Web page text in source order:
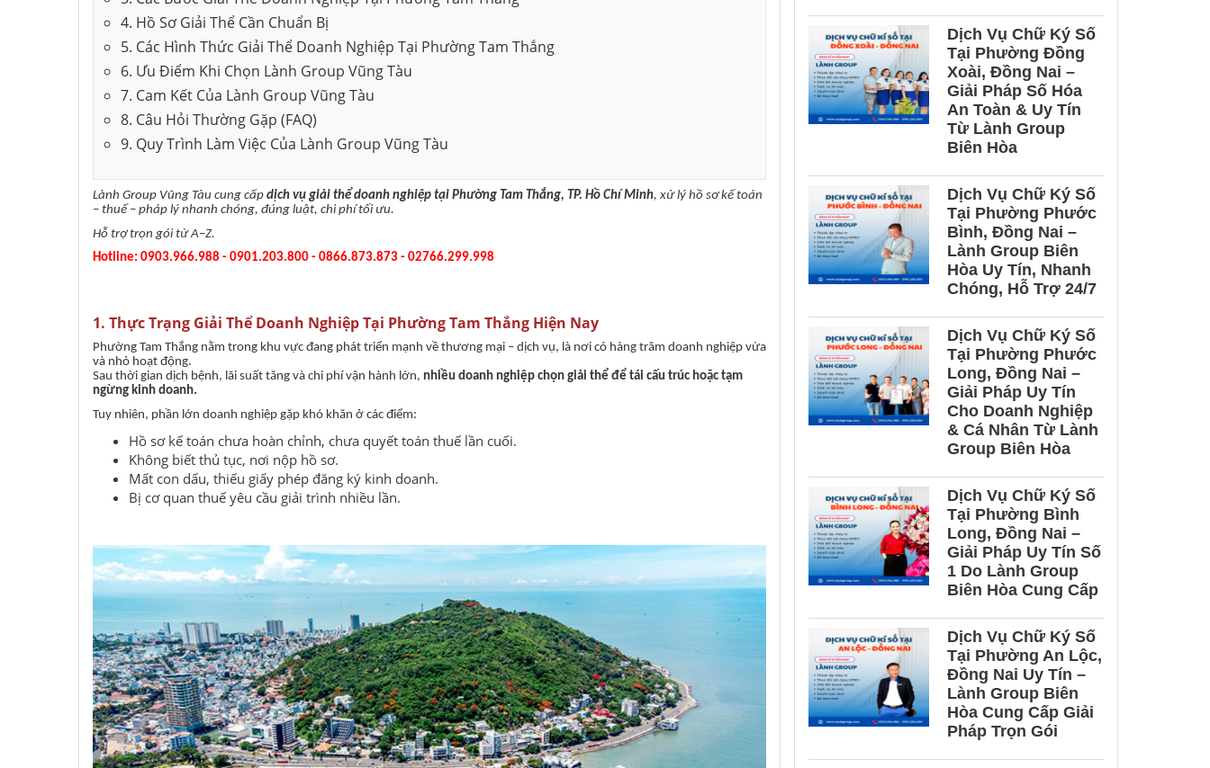
Thành lập công ty tnhh
Khắc dấu công ty
Thành lập công ty tại Đồng Nai
Xin giấy phép con
Thay đổi nội dung đăng ký kinh
doanh
Thơ
Dịch vụ tư vấn kế toán tại Đồng
4. Hồ Sơ Giải Thể Cần Chuẩn Bị
5. Các Hình Thức Giải Thể Doanh Nghiệp Tại Phường Tam Thắng
6. Ưu Điểm Khi Chọn Lành Group Vũng Tàu
7. Cam Kết Của Lành Group Vũng Tàu
8. Câu Hỏi Thường Gặp (FAQ)
9. Quy Trình Làm Việc Của Lành Group Vũng Tàu
Lành Group Vũng Tàu cung cấp dịch vụ giải thể doanh nghiệp tại Phường Tam Thắng, TP. Hồ Chí Minh, xử lý hồ sơ kế toán
– thuế – pháp lý nhanh chóng, đúng luật, chi phí tối ưu.
Hỗ trợ trọn gói từ A–Z.
Hotline: 0903.966.988 - 0901.203.800 - 0866.873.873 - 02766.299.998
1. Thực Trạng Giải Thể Doanh Nghiệp Tại Phường Tam Thắng Hiện Nay
Phường Tam Thắng nằm trong khu vực đang phát triển mạnh về thương mại – dịch vụ, là nơi có hàng trăm doanh nghiệp vừa
và nhỏ hoạt động.
Sau thời gian dịch bệnh, lãi suất tăng và chi phí vận hành lớn, nhiều doanh nghiệp chọn giải thể để tái cấu trúc hoặc tạm
ngừng kinh doanh.
Tuy nhiên, phần lớn doanh nghiệp gặp khó khăn ở các điểm:
Hồ sơ kế toán chưa hoàn chỉnh, chưa quyết toán thuế lần cuối.
Không biết thủ tục, nơi nộp hồ sơ.
Mất con dấu, thiếu giấy phép đăng ký kinh doanh.
Bị cơ quan thuế yêu cầu giải trình nhiều lần.
Dịch Vụ Chữ Ký Số
Tại Phường Đồng
Xoài, Đồng Nai –
Giải Pháp Số Hóa
An Toàn & Uy Tín
Từ Lành Group
Biên Hòa
Dịch Vụ Chữ Ký Số
Tại Phường Phước
Bình, Đồng Nai –
Lành Group Biên
Hòa Uy Tín, Nhanh
Chóng, Hỗ Trợ 24/7
Dịch Vụ Chữ Ký Số
Tại Phường Phước
Long, Đồng Nai –
Giải Pháp Uy Tín
Cho Doanh Nghiệp
& Cá Nhân Từ Lành
Group Biên Hòa
Dịch Vụ Chữ Ký Số
Tại Phường Bình
Long, Đồng Nai –
Giải Pháp Uy Tín Số
1 Do Lành Group
Biên Hòa Cung Cấp
Dịch Vụ Chữ Ký Số
Tại Phường An Lộc,
Đồng Nai Uy Tín –
Lành Group Biên
Hòa Cung Cấp Giải
Pháp Trọn Gói